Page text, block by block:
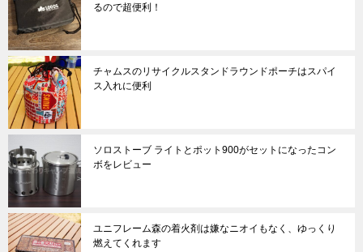
るので超便利！
チャムスのリサイクルスタンドラウンドポーチはスパイ
ス入れに便利
ソロストーブ ライトとポット900がセットになったコン
ボをレビュー
ユニフレーム森の着火剤は嫌なニオイもなく、ゆっくり
燃えてくれます